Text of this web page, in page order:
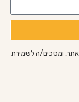
ומסכים/ה לשמירת